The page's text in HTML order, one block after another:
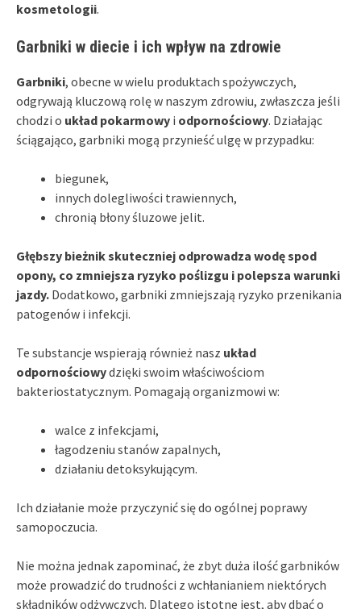
kosmetologii.
Garbniki w diecie i ich wpływ na zdrowie
Garbniki, obecne w wielu produktach spożywczych,
odgrywają kluczową rolę w naszym zdrowiu, zwłaszcza jeśli
chodzi o układ pokarmowy i odpornościowy. Działając
ściągająco, garbniki mogą przynieść ulgę w przypadku:
biegunek,
innych dolegliwości trawiennych,
chronią błony śluzowe jelit.
Głębszy bieżnik skuteczniej odprowadza wodę spod
opony, co zmniejsza ryzyko poślizgu i polepsza warunki
jazdy. Dodatkowo, garbniki zmniejszają ryzyko przenikania
patogenów i infekcji.
Te substancje wspierają również nasz układ
odpornościowydzięki swoim właściwościom
bakteriostatycznym. Pomagają organizmowi w:
walce z infekcjami,
łagodzeniu stanów zapalnych,
działaniu detoksykującym.
Ich działanie może przyczynić się do ogólnej poprawy
samopoczucia.
Nie można jednak zapominać, że zbyt duża ilość garbników
może prowadzić do trudności z wchłanianiem niektórych
składników odżywczych. Dlatego istotne jest, aby dbać o